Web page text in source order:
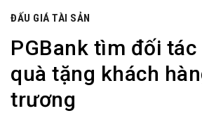
ĐẤU GIÁ TÀI SẢN
PGBank tìm đối tác
quà tặng khách
trương